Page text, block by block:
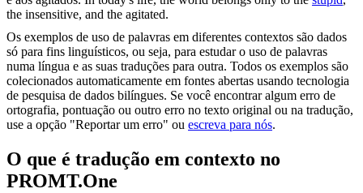
the insensitive, and the agitated.
Os exemplos de uso de palavras em diferentes contextos são dados
só para fins linguísticos, ou seja, para estudar o uso de palavras
numa língua e as suas traduções para outra. Todos os exemplos são
colecionados automaticamente em fontes abertas usando tecnologia
de pesquisa de dados bilíngues. Se você encontrar algum erro de
ortografia, pontuação ou outro erro no texto original ou na tradução,
use a opção "Reportar um erro" ou escreva para nós.
O que é tradução em contexto no
PROMT.One